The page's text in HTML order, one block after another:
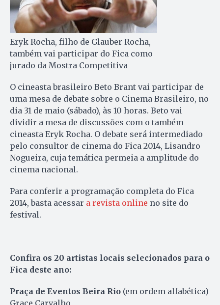
Eryk Rocha, filho de Glauber Rocha,
também vai participar do Fica como
jurado da Mostra Competitiva
O cineasta brasileiro Beto Brant vai participar de
uma mesa de debate sobre o Cinema Brasileiro, no
dia 31 de maio (sábado), às 10 horas. Beto vai
dividir a mesa de discussões com o também
cineasta Eryk Rocha. O debate será intermediado
pelo consultor de cinema do Fica 2014, Lisandro
Nogueira, cuja temática permeia a amplitude do
cinema nacional.
Para conferir a programação completa do Fica
2014, basta acessar a revista online no site do
festival.
Confira os 20 artistas locais selecionados para o
Fica deste ano:
Praça de Eventos Beira Rio (em ordem alfabética)